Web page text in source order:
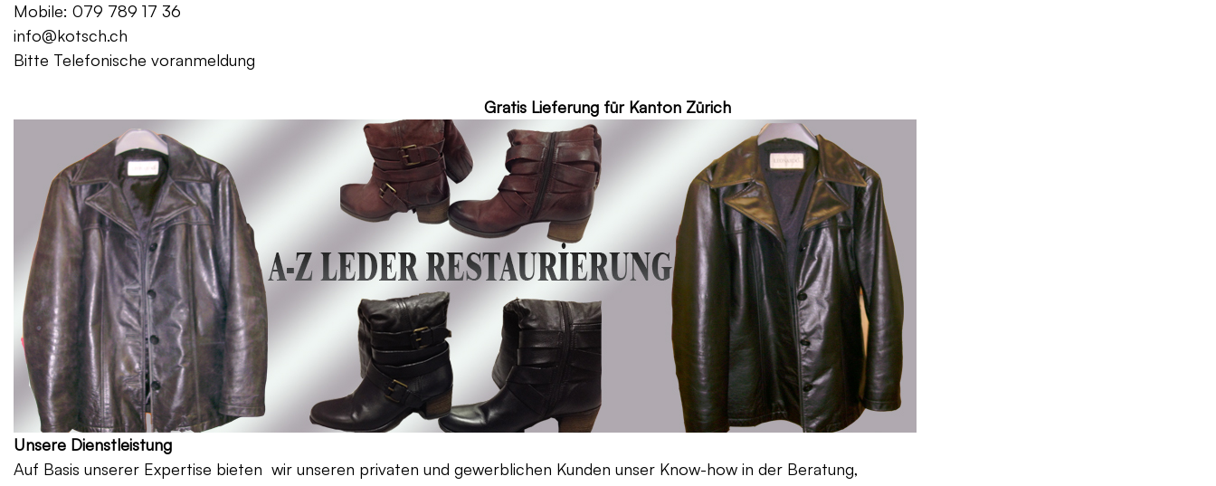
Mobile: 079 789 17 36
info@kotsch.ch
Bitte Telefonische voranmeldung
Gratis Lieferung für Kanton Zürich
Unsere Dienstleistung
Auf Basis unserer Expertise bieten wir unseren privaten und gewerblichen Kunden unser Know-how in der Beratung,